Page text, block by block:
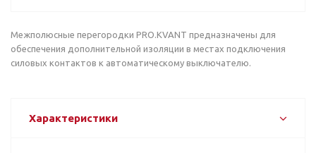
Межполюсные перегородки PRO.KVANT предназначены для
обеспечения дополнительной изоляции в местах подключения
силовых контактов к автоматическому выключателю.
Характеристики